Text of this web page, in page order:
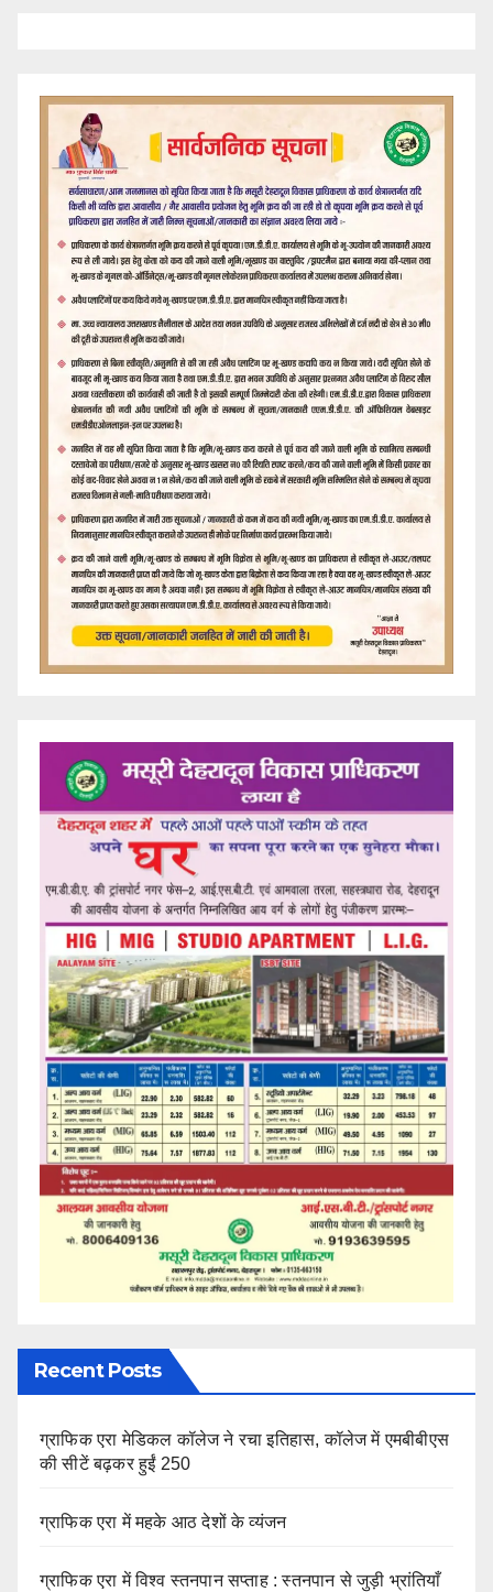
Recent Posts
ग्राफिक एरा मेडिकल कॉलेज ने रचा इतिहास, कॉलेज में एमबीबीएस
की सीटें बढ़कर हुईं 250
ग्राफिक एरा में महके आठ देशों के व्यंजन
ग्राफिक एरा में विश्व स्तनपान सप्ताह : स्तनपान से जुड़ी भ्रांतियाँ